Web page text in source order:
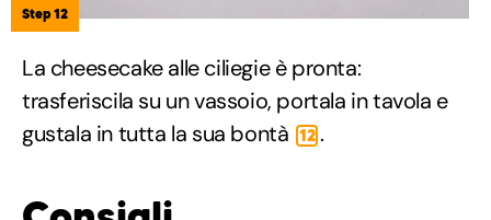
Step 12
La cheesecake alle ciliegie è pronta:
trasferiscila su un vassoio, portala in tavola e
gustala in tutta la sua bontà 12 .